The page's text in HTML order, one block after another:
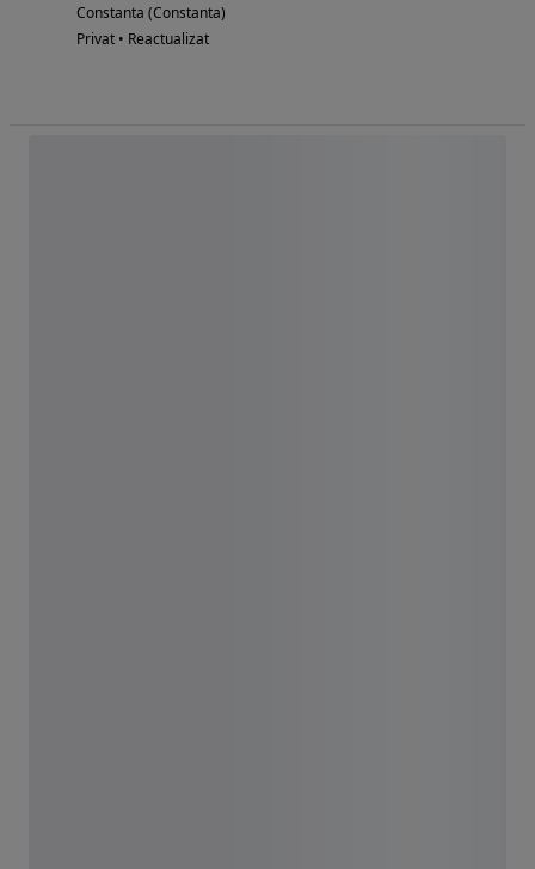
Constanta (Constanta)
Privat • Reactualizat